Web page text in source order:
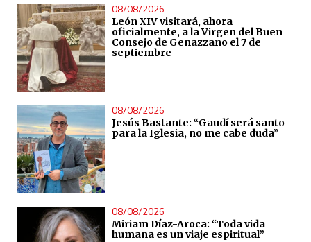
08/08/2026
León XIV visitará, ahora
oficialmente, a la Virgen del Buen
Consejo de Genazzano el 7 de
septiembre
08/08/2026
Jesús Bastante: “Gaudí será santo
para la Iglesia, no me cabe duda”
08/08/2026
Miriam Díaz-Aroca: “Toda vida
humana es un viaje espiritual”